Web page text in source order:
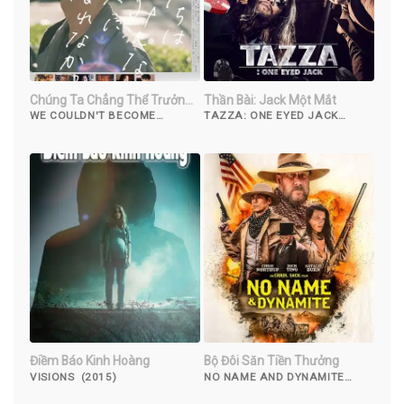
Chúng Ta Chẳng Thể Trưởng
Thành
WE COULDN'T BECOME
Thần Bài: Jack Một Mắt
TAZZA: ONE EYED JACK
Điềm Báo Kinh Hoàng
VISIONS (2015)
Bộ Đôi Săn Tiền Thưởng
NO NAME AND DYNAMITE